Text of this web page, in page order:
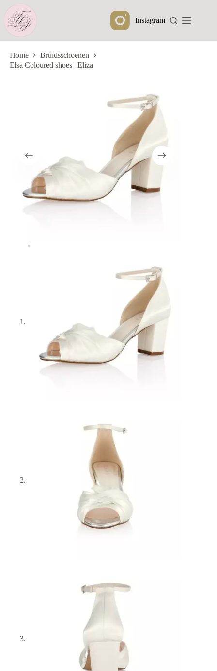
naar
inhoud
Instagram
Home
Bruidsschoenen
Elsa Coloured shoes | Eliza